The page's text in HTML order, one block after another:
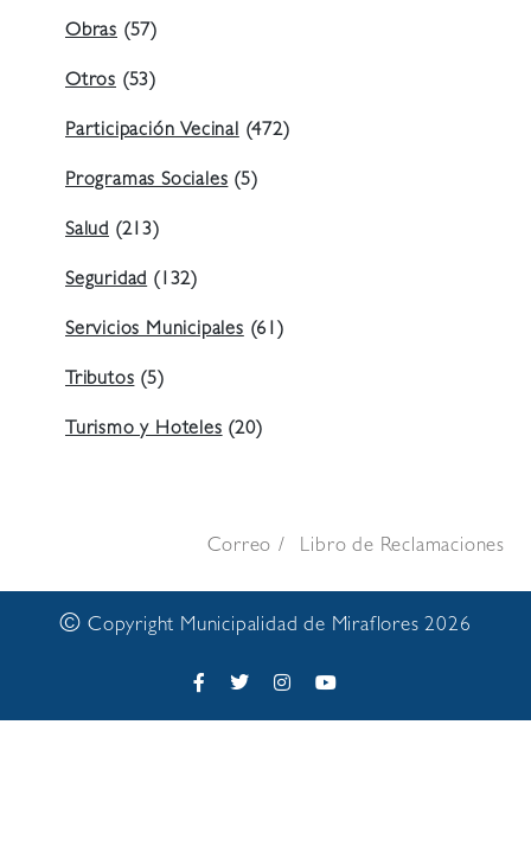
Obras (57)
Otros (53)
Participación Vecinal(472)
Programas Sociales(5)
Salud (213)
Seguridad(132)
Servicios Municipales(61)
Tributos(5)
Turismo y Hoteles(20)
Correo Libro de Reclamaciones
© Copyright Municipalidad de Miraflores 2026